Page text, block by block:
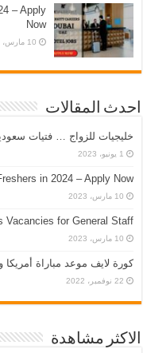
– Apply
Now
10 مارس، 2023
احدث المقالات
خليجيات للزواج … فتيات
1 يونيو، 2023
in 2024 – Apply Now
10 مارس، 2023
Vacancies for General Staff
10 مارس، 2023
كورة لايف موعد مباراة أمريكا
22 نوفمبر، 2022
الاكثر مشاهدة